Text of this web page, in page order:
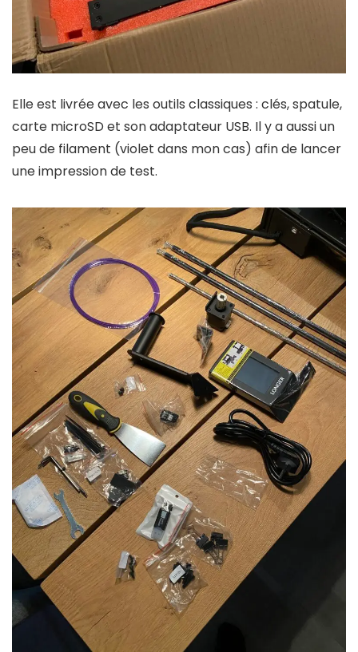
Elle est livrée avec les outils classiques : clés, spatule,
carte microSD et son adaptateur USB. Il y a aussi un
peu de filament (violet dans mon cas) afin de lancer
une impression de test.